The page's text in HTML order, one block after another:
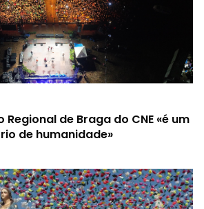
de Braga do CNE «é um
de humanidade»